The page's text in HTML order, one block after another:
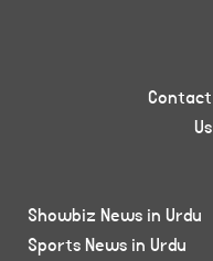
Contact
Us
Showbiz News in Urdu
Sports News in Urdu